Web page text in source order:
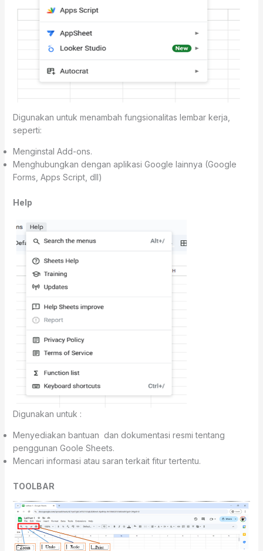
Digunakan untuk menambah fungsionalitas lembar kerja,
seperti:
Menginstal Add-ons.
Menghubungkan dengan aplikasi Google lainnya (Google
Forms, Apps Script, dll)
Help
Digunakan untuk :
Menyediakan bantuan dan dokumentasi resmi tentang
penggunan Goole Sheets.
Mencari informasi atau saran terkait fitur tertentu.
TOOLBAR